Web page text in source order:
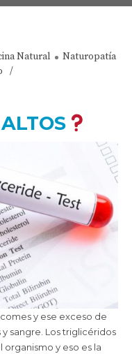
Natural
Naturopatía
y ese exceso de
sangre. Los triglicéridos
y eso es la